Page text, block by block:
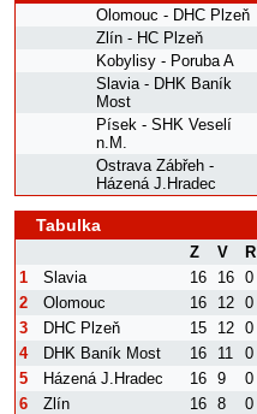
Olomouc - DHC Plzeň
Zlín - HC Plzeň
Kobylisy - Poruba A
Slavia - DHK Baník
Most
Písek - SHK Veselí
n.M.
Ostrava Zábřeh -
Házená J.Hradec
Tabulka
Z V R
1
Slavia 16 16 0
2
Olomouc 16 12 0
3
DHC Plzeň 15 12 0
4
DHK Baník Most 16 11 0
5
Házená J.Hradec 16 9 0
6
Zlín 16 8 0